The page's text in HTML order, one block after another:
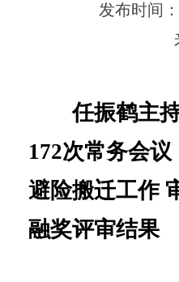
发布时间
任振鹤主
172次常务会
避险搬迁工作
融奖评审结果